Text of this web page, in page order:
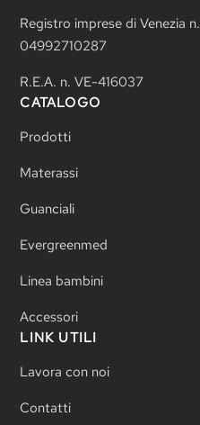
Registro imprese di Venezia n.
04992710287
R.E.A. n. VE-416037
CATALOGO
Prodotti
Materassi
Guanciali
Evergreenmed
Linea bambini
Accessori
LINK UTILI
Lavora con noi
Contatti